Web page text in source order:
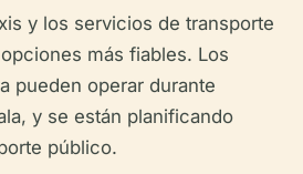
y los servicios de transporte
más fiables. Los
pueden operar durante
y se están planificando
público.